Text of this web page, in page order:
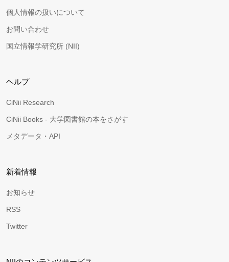
個人情報の扱いについて
お問い合わせ
国立情報学研究所 (NII)
ヘルプ
CiNii Research
CiNii Books - 大学図書館の本をさがす
メタデータ・API
新着情報
お知らせ
RSS
Twitter